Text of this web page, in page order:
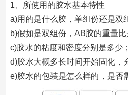
1、所使用的胶水基本特性
a)用的是什么胶，单组份还是双
b)假如是双组份，AB胶的重量比
c)胶水的粘度和密度分别是多少；
d)胶水大概多长时间开始固化，
e)胶水的包装是怎么样的，是否